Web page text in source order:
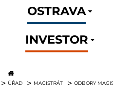
OSTRAVA
INVESTOR
ÚŘAD MAGISTRÁT ODBORY